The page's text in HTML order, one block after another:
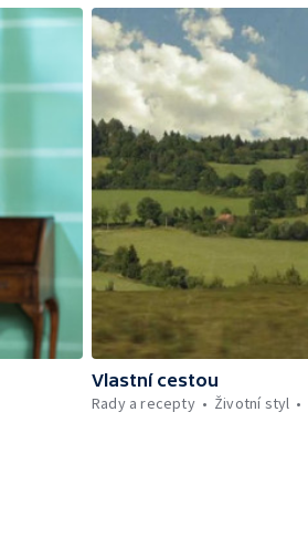
Vlastní cestou
Rady a recepty
Životní styl